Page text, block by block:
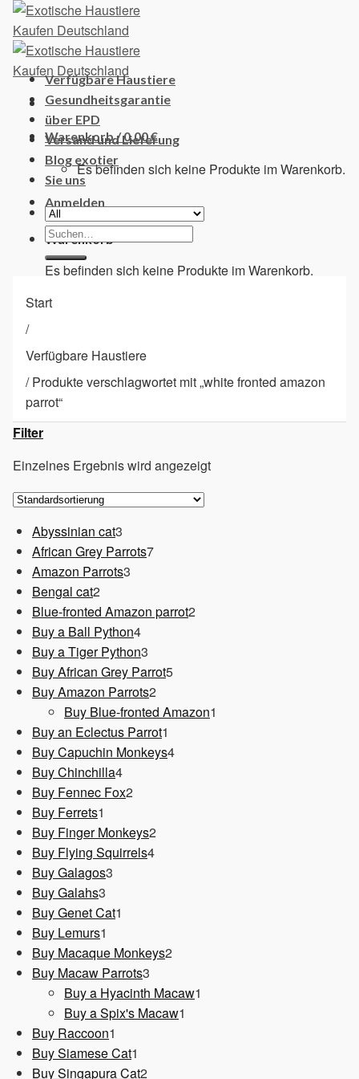
Skip
content
Warenkorb /0,00€
Es befinden sich keine Produkte im Warenkorb.
Anmelden
Warenkorb
Es befinden sich keine Produkte im Warenkorb.
Verfügbare Haustiere
Gesundheitsgarantie
über EPD
Versand und Lieferung
Blog exotier
Sie uns
Suchen
nach:
Start
/
Verfügbare Haustiere
/Produkte verschlagwortet mit „white fronted amazon
parrot“
Filter
Einzelnes Ergebnis wird angezeigt
Abyssinian cat3
Produkte
African Grey Parrots77
Amazon Parrots3
Bengal cat22
Produkte
Blue-fronted Amazon parrot22
Buy a Ball Python44
Produkte
Buy a Tiger Python3
Produkte
Buy African Grey Parrot55
Buy Amazon Parrots22
Produkte
Buy Blue-fronted Amazon1
Buy an Eclectus Parrot1
Produkt
Buy Capuchin Monkeys44
Buy Chinchilla44
Produkte
Buy Fennec Fox22
Buy Ferrets1
Produkt
Buy Finger Monkeys22
Buy Flying Squirrels44
Buy Galagos3
Buy Galahs3
Produkte
Buy Genet Cat1
Buy Lemurs1
Produkt
Buy Macaque Monkeys22
Buy Macaw Parrots3
Produkte
Buy a Hyacinth Macaw1
Buy a Spix's Macaw1
Buy Raccoon1
Produkt
Buy Siamese Cat1
Produkt
Buy Singapura Cat22